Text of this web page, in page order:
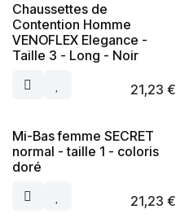
Chaussettes de
Contention Homme
VENOFLEX Elegance -
Taille 3 - Long - Noir
21,23 €
Mi-Bas femme SECRET
normal - taille 1 - coloris
doré
21,23 €